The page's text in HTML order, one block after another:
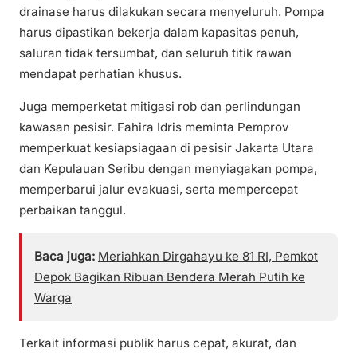
drainase harus dilakukan secara menyeluruh. Pompa
harus dipastikan bekerja dalam kapasitas penuh,
saluran tidak tersumbat, dan seluruh titik rawan
mendapat perhatian khusus.
Juga memperketat mitigasi rob dan perlindungan
kawasan pesisir. Fahira Idris meminta Pemprov
memperkuat kesiapsiagaan di pesisir Jakarta Utara
dan Kepulauan Seribu dengan menyiagakan pompa,
memperbarui jalur evakuasi, serta mempercepat
perbaikan tanggul.
Baca juga: Meriahkan Dirgahayu ke 81 RI, Pemkot
Depok Bagikan Ribuan Bendera Merah Putih ke
Warga
Terkait informasi publik harus cepat, akurat, dan